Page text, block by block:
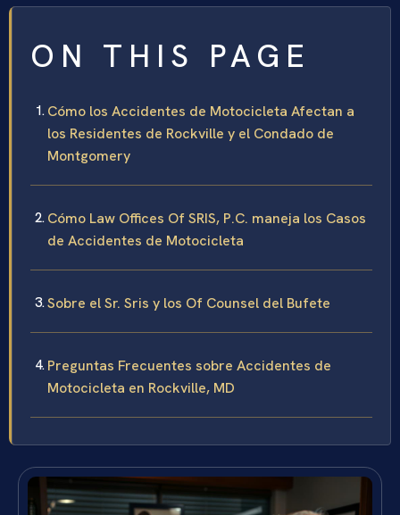
ON THIS PAGE
Cómo los Accidentes de Motocicleta Afectan a
los Residentes de Rockville y el Condado de
Montgomery
Cómo Law Offices Of SRIS, P.C. maneja los Casos
de Accidentes de Motocicleta
Sobre el Sr. Sris y los Of Counsel del Bufete
Preguntas Frecuentes sobre Accidentes de
Motocicleta en Rockville, MD